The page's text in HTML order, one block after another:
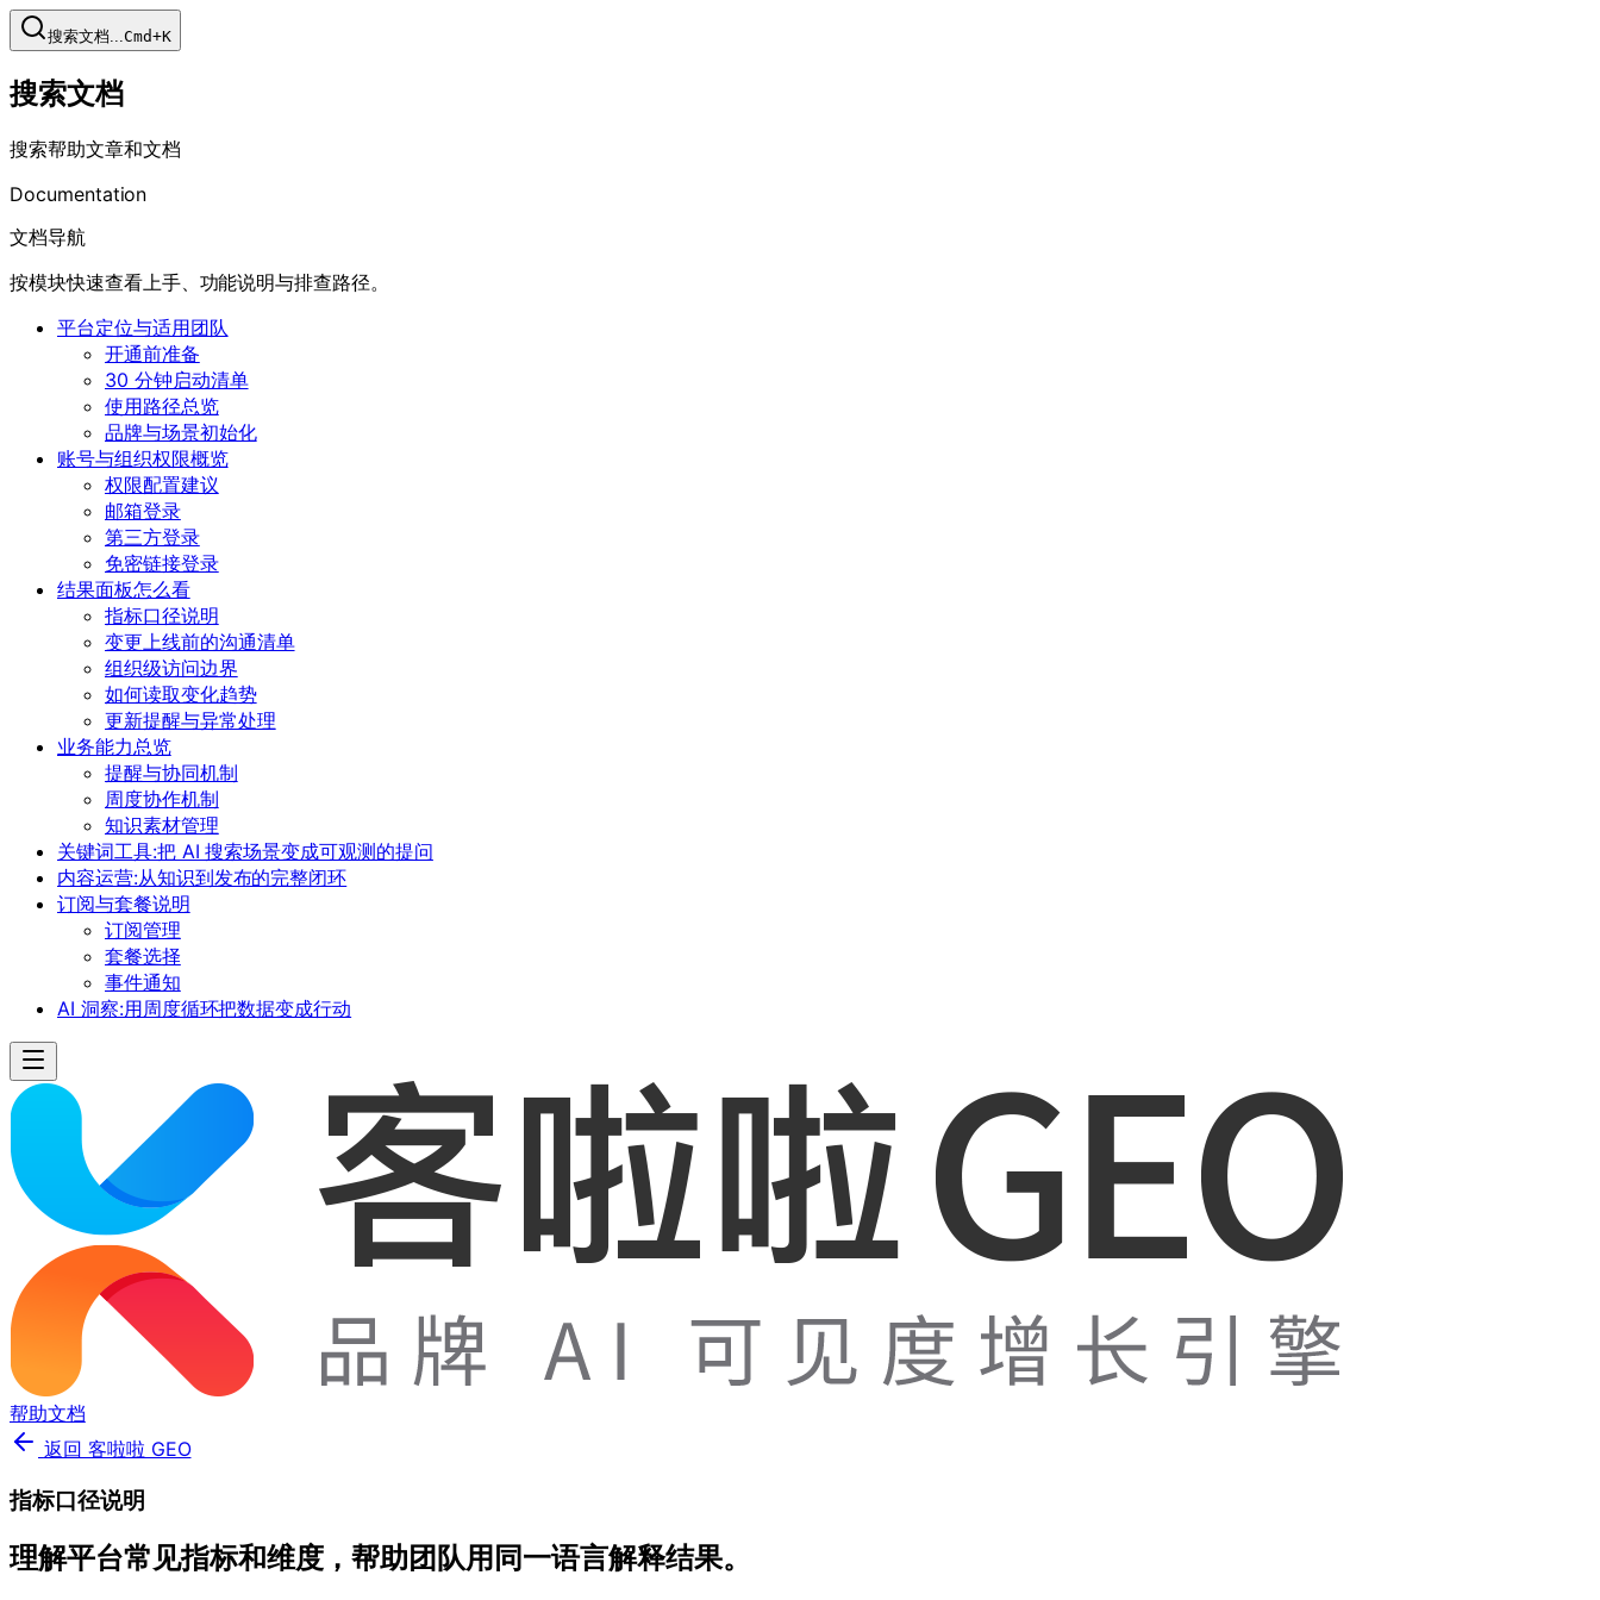
搜索文档...Cmd+K
搜索文档
搜索帮助文章和文档
Documentation
文档导航
按模块快速查看上手、功能说明与排查路径。
平台定位与适用团队
开通前准备
30 分钟启动清单
使用路径总览
品牌与场景初始化
账号与组织权限概览
权限配置建议
邮箱登录
第三方登录
免密链接登录
结果面板怎么看
指标口径说明
变更上线前的沟通清单
组织级访问边界
如何读取变化趋势
更新提醒与异常处理
业务能力总览
提醒与协同机制
周度协作机制
知识素材管理
关键词工具:把 AI 搜索场景变成可观测的提问
内容运营:从知识到发布的完整闭环
订阅与套餐说明
订阅管理
套餐选择
事件通知
AI 洞察:用周度循环把数据变成行动
帮助文档
返回 客啦啦 GEO
指标口径说明
理解平台常见指标和维度，帮助团队用同一语言解释结果。